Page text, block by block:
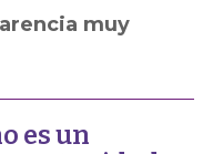
muy
es un